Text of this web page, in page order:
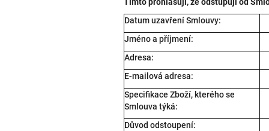
Tímto prohlašuji, že odstupuji od
Datum uzavření Smlouvy:
Jméno a příjmení:
Adresa:
E-mailová adresa:
Specifikace Zboží, kterého se
Smlouva týká:
Důvod odstoupení: